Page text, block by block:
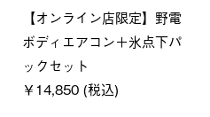
【オンライン店限定】野電
ボディエアコン＋氷点下パ
ックセット
￥14,850 (税込)